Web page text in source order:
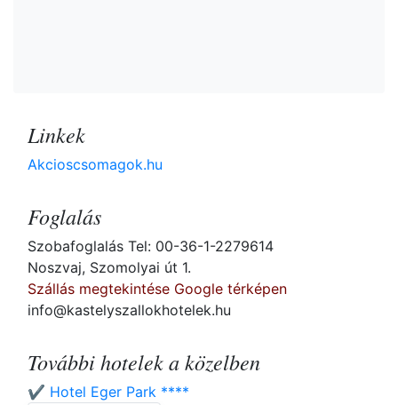
Linkek
Akcioscsomagok.hu
Foglalás
Szobafoglalás Tel: 00-36-1-2279614
Noszvaj, Szomolyai út 1.
Szállás megtekintése Google térképen
info@kastelyszallokhotelek.hu
További hotelek a közelben
✔️ Hotel Eger Park ****